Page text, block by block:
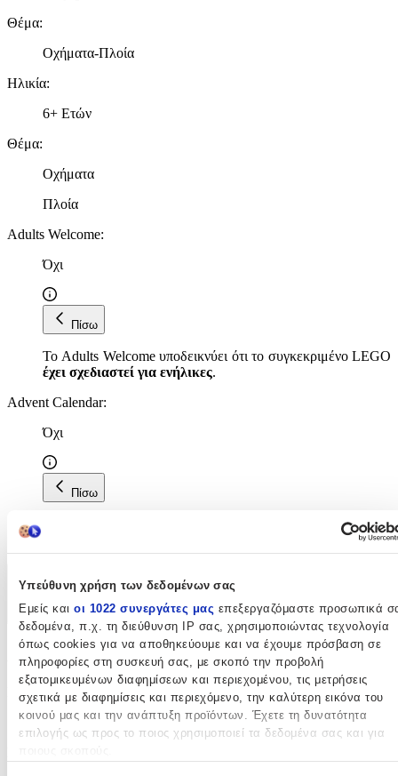
Υπεύθυνη χρήση των δεδομένων σας
Εμείς και οι 1022 συνεργάτες μας επεξεργαζόμαστε προσωπικά
δεδομένα, π.χ. τη διεύθυνση IP σας, χρησιμοποιώντας τεχνολογία
όπως cookies για να αποθηκεύουμε και να έχουμε πρόσβαση σε
πληροφορίες στη συσκευή σας, με σκοπό την προβολή
εξατομικευμένων διαφημίσεων και περιεχομένου, τις μετρήσεις
σχετικά με διαφημίσεις και περιεχόμενο, την καλύτερη εικόνα του
κοινού μας και την ανάπτυξη προϊόντων. Έχετε τη δυνατότητα
επιλογής ως προς το ποιος χρησιμοποιεί τα δεδομένα σας και για
Θέμα:
Οχήματα-Πλοία
Ηλικία:
6+ Ετών
Θέμα:
Οχήματα
Πλοία
Adults Welcome:
Όχι
Πίσω
Το Adults Welcome υποδεικνύει ότι το συγκεκριμένο LEGO
έχει σχεδιαστεί για ενήλικες.
Advent Calendar:
Όχι
Πίσω
Το Advent Calendar αναφέρεται σε LEGO σχεδιασμένα ως
για τα Χριστούγεννα.
Χαρακτηριστικά
+
Χαρακτηριστικά
Κατασκευαστής:
LEGO